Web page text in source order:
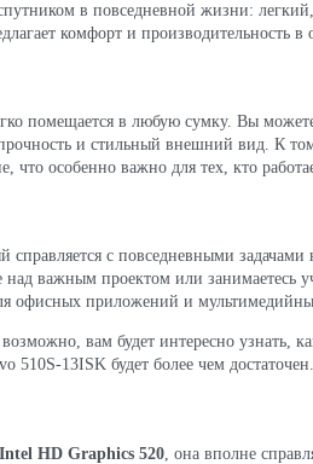
в повседневной жизни:
комфорт и производительность в
помещается в любую сумку. Вы
и стильный внешний вид. К
особенно важно для тех, кто
справляется с повседневными
над важным проектом или занимаетесь
офисных приложений и
вам будет интересно узнать,
510S-13ISK будет более чем достаточен.
Intel HD Graphics 520 , она вполне